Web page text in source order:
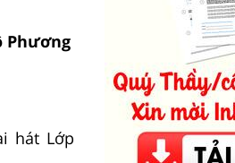
Phương
hát Lớp